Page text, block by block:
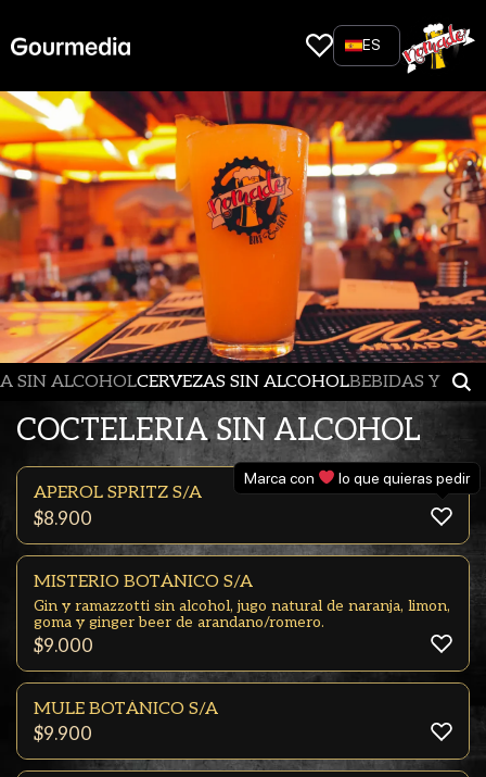
content
ES
SIN ALCOHOLCERVEZAS SIN ALCOHOLBEBIDAS Y
COCTELERIA SIN ALCOHOL
APEROL SPRITZ S/A
$8.900
MISTERIO BOTÁNICO S/A
Gin y ramazzotti sin alcohol, jugo natural de naranja, limon,
goma y ginger beer de arandano/romero.
$9.000
MULE BOTÁNICO S/A
$9.900
Marca con lo que quieras pedir